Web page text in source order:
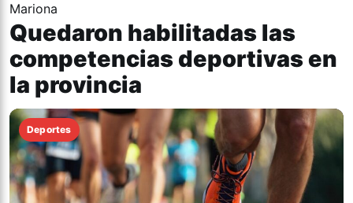
Quedaron habilitadas las
competencias deportivas en
la provincia
Deportes